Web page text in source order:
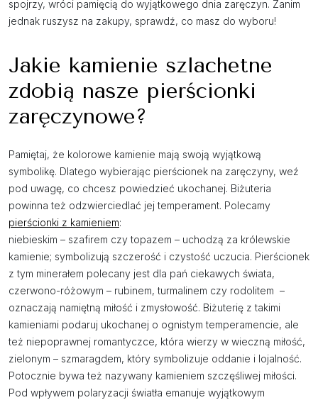
spojrzy, wróci pamięcią do wyjątkowego dnia zaręczyn. Zanim
jednak ruszysz na zakupy, sprawdź, co masz do wyboru!
Jakie kamienie szlachetne
zdobią nasze pierścionki
zaręczynowe?
Pamiętaj, że kolorowe kamienie mają swoją wyjątkową
symbolikę. Dlatego wybierając pierścionek na zaręczyny, weź
pod uwagę, co chcesz powiedzieć ukochanej. Biżuteria
powinna też odzwierciedlać jej temperament. Polecamy
pierścionki z kamieniem:
niebieskim – szafirem czy topazem – uchodzą za królewskie
kamienie; symbolizują szczerość i czystość uczucia. Pierścionek
z tym minerałem polecany jest dla pań ciekawych świata,
czerwono-różowym – rubinem, turmalinem czy rodolitem –
oznaczają namiętną miłość i zmysłowość. Biżuterię z takimi
kamieniami podaruj ukochanej o ognistym temperamencie, ale
też niepoprawnej romantyczce, która wierzy w wieczną miłość,
zielonym – szmaragdem, który symbolizuje oddanie i lojalność.
Potocznie bywa też nazywany kamieniem szczęśliwej miłości.
Pod wpływem polaryzacji światła emanuje wyjątkowym